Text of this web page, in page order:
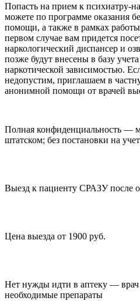
Попасть на прием к психиатру-
можете по программе оказания
помощи, а также в рамках
первом случае вам придется
наркологический диспансер и
позже будут внесены в базу
наркотической зависимостью.
недопустим, приглашаем в
анонимной помощи от врачей
Полная конфиденциальность —
штатском; без постановки на учет
Выезд к пациенту СРАЗУ после
Цена выезда от 1900 руб.
Нет нужды идти в аптеку — врач
необходимые препараты